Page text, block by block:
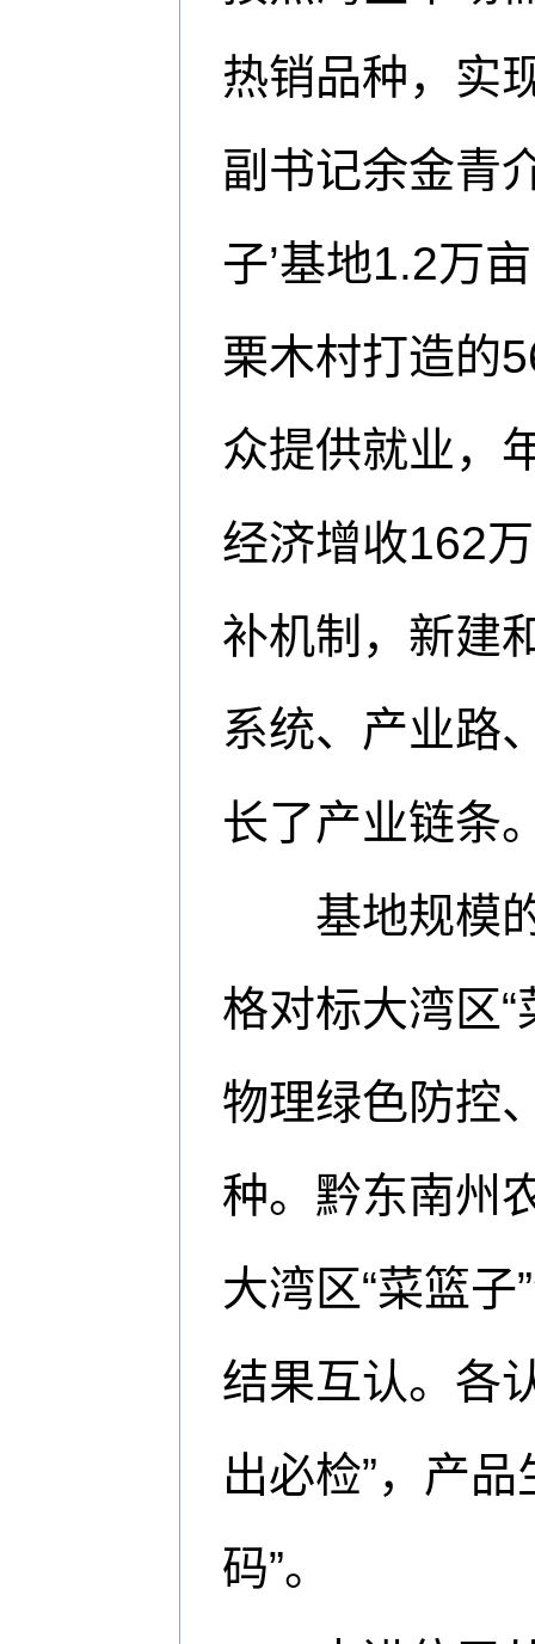
热销品种，实
副书记余金青
子’基地1.2万
栗木村打造的
众提供就业，
经济增收162
补机制，新建
系统、产业路
长了产业链条
基地规模的
格对标大湾区
物理绿色防控
种。黔东南州
大湾区“菜篮
结果互认。各
出必检”，产
码”。